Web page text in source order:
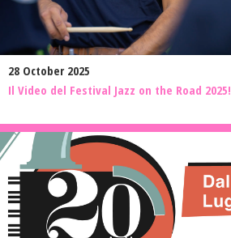
28 October 2025
Il Video del Festival Jazz on the Road 2025!